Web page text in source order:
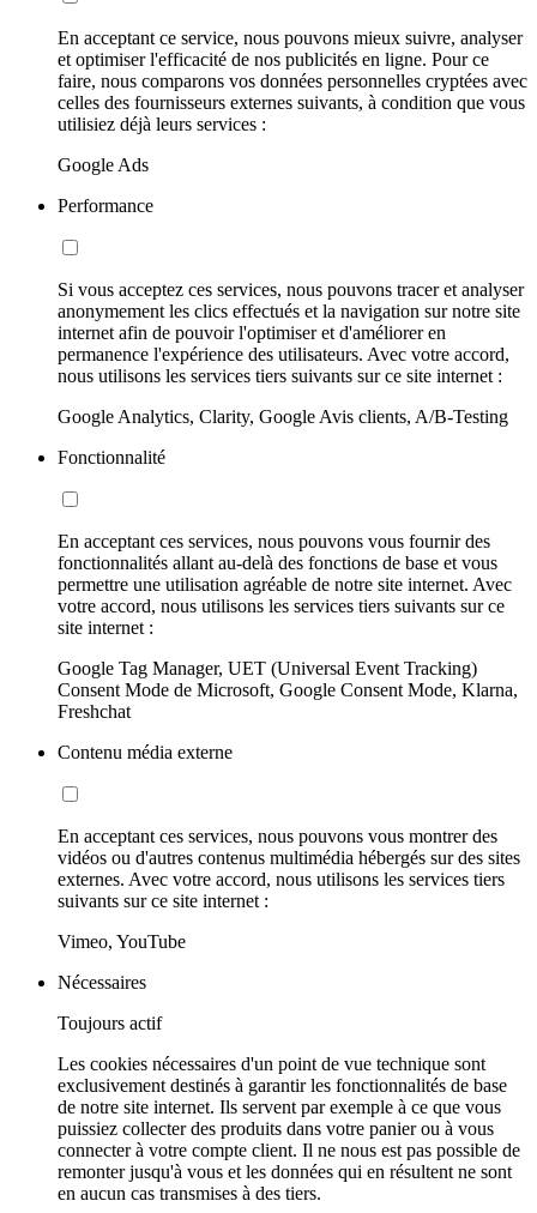
En acceptant ce service, nous pouvons mieux suivre, analyser
et optimiser l'efficacité de nos publicités en ligne. Pour ce
faire, nous comparons vos données personnelles cryptées avec
celles des fournisseurs externes suivants, à condition que vous
utilisiez déjà leurs services :
Google Ads
Performance
Si vous acceptez ces services, nous pouvons tracer et analyser
anonymement les clics effectués et la navigation sur notre site
internet afin de pouvoir l'optimiser et d'améliorer en
permanence l'expérience des utilisateurs. Avec votre accord,
nous utilisons les services tiers suivants sur ce site internet :
Google Analytics, Clarity, Google Avis clients, A/B-Testing
Fonctionnalité
En acceptant ces services, nous pouvons vous fournir des
fonctionnalités allant au-delà des fonctions de base et vous
permettre une utilisation agréable de notre site internet. Avec
votre accord, nous utilisons les services tiers suivants sur ce
site internet :
Google Tag Manager, UET (Universal Event Tracking)
Consent Mode de Microsoft, Google Consent Mode, Klarna,
Freshchat
Contenu média externe
En acceptant ces services, nous pouvons vous montrer des
vidéos ou d'autres contenus multimédia hébergés sur des sites
externes. Avec votre accord, nous utilisons les services tiers
suivants sur ce site internet :
Vimeo, YouTube
Nécessaires
Toujours actif
Les cookies nécessaires d'un point de vue technique sont
exclusivement destinés à garantir les fonctionnalités de base
de notre site internet. Ils servent par exemple à ce que vous
puissiez collecter des produits dans votre panier ou à vous
connecter à votre compte client. Il ne nous est pas possible de
remonter jusqu'à vous et les données qui en résultent ne sont
en aucun cas transmises à des tiers.